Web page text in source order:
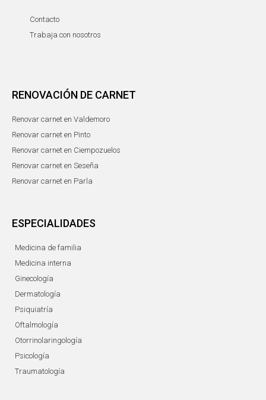
Contacto
Trabaja con nosotros
RENOVACIÓN DE CARNET
Renovar carnet en Valdemoro
Renovar carnet en Pinto
Renovar carnet en Ciempozuelos
Renovar carnet en Seseña
Renovar carnet en Parla
ESPECIALIDADES
Medicina de familia
Medicina interna
Ginecología
Dermatología
Psiquiatría
Oftalmología
Otorrinolaringología
Psicología
Traumatología